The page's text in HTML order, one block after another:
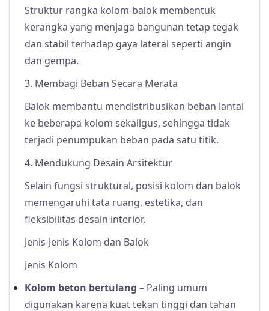
Struktur rangka kolom-balok membentuk
kerangka yang menjaga bangunan tetap tegak
dan stabil terhadap gaya lateral seperti angin
dan gempa.
3. Membagi Beban Secara Merata
Balok membantu mendistribusikan beban lantai
ke beberapa kolom sekaligus, sehingga tidak
terjadi penumpukan beban pada satu titik.
4. Mendukung Desain Arsitektur
Selain fungsi struktural, posisi kolom dan balok
memengaruhi tata ruang, estetika, dan
fleksibilitas desain interior.
Jenis-Jenis Kolom dan Balok
Jenis Kolom
Kolom beton bertulang – Paling umum
digunakan karena kuat tekan tinggi dan tahan